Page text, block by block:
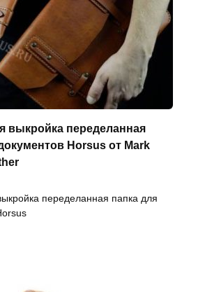
выкройка переделанная
Horsus от Mark
переделанная папка для